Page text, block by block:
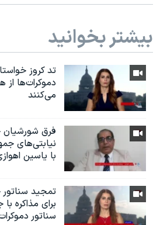
بیشتر بخوانید
تد کروز
دموکرات‌ها از
می‌کنند
فرق شورشیان
نیابتی‌های
با یاسین
تمجید سناتور
برای مذاکره
سناتور